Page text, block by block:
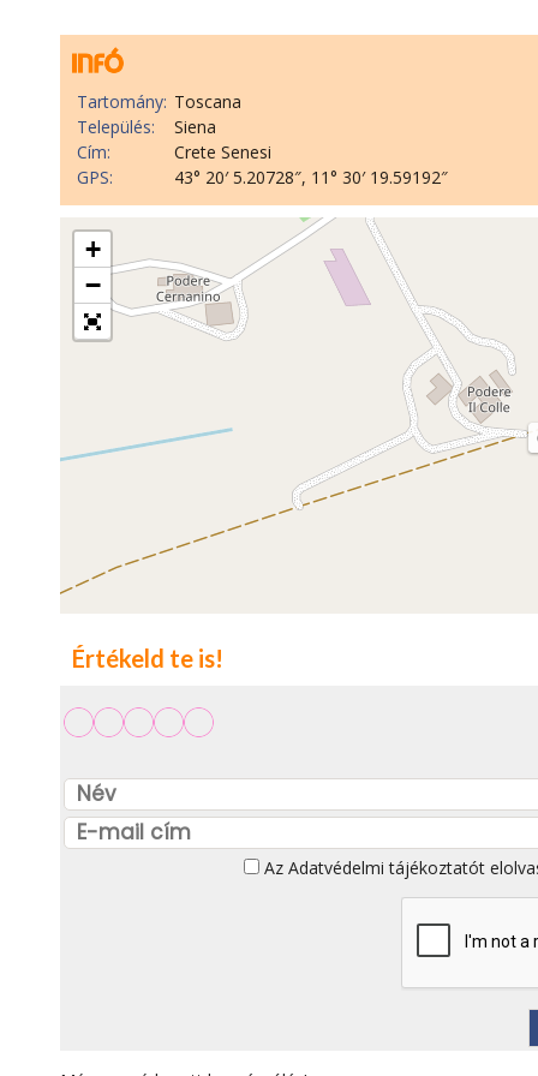
Tartomány: Toscana
Település:
Siena
Cím:
Crete Senesi
GPS:
43° 20′ 5.20728″, 11° 30′ 19.59192″
+
−
Értékeld te is!
Az Adatvédelmi tájékoztatót